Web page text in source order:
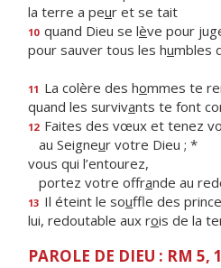
la terre a peur et se tait
10 quand Dieu se lève pour
pour sauver tous les humbles
11 La colère des hommes te
quand les survivants te font
12 Faites des vœux et tenez
au Seigneur votre Dieu ; *
vous qui l’entourez,
portez votre offrande au
13 Il éteint le souffle des
lui, redoutable aux rois de la
PAROLE DE DIEU : RM 5,